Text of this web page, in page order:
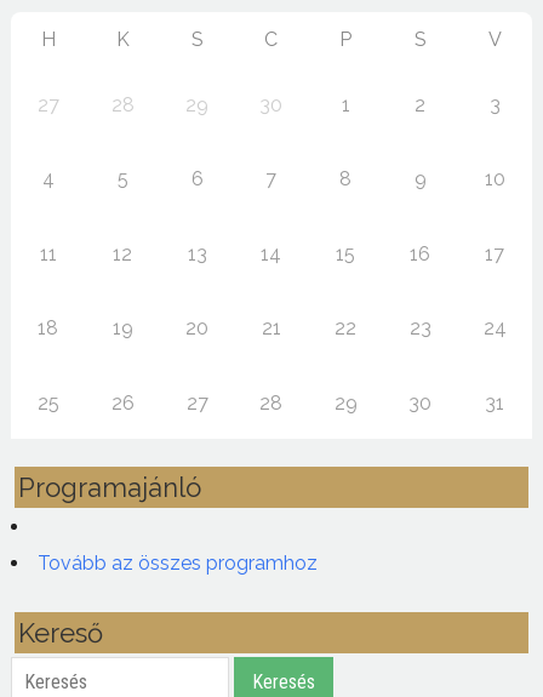
H K S C P S V
27 28 29 30 1 2 3
4 5 6 7 8 9 10
11 12 13 14 15 16 17
18 19 20 21 22 23 24
25 26 27 28 29 30 31
Programajánló
Tovább az összes programhoz
Kereső
Keresés Keresés